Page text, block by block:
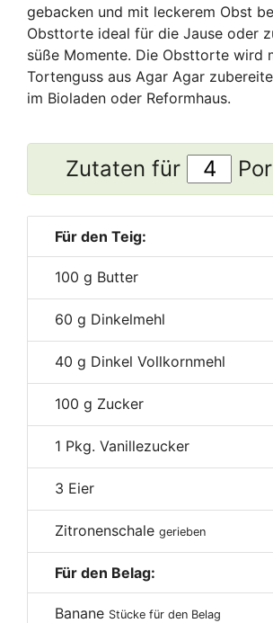
gebacken und mit leckerem Obst
Obsttorte ideal für die Jause oder
süße Momente. Die Obsttorte wird
Tortenguss aus Agar Agar
im Bioladen oder Reformhaus.
Zutaten für
Für den Teig:
100 g Butter
60 g Dinkelmehl
40 g Dinkel Vollkornmehl
100 g Zucker
1 Pkg. Vanillezucker
3 Eier
Zitronenschale gerieben
Für den Belag:
Banane Stücke für den Belag